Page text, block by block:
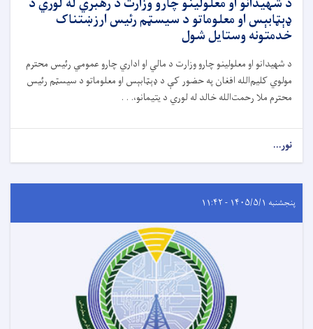
ډېټابېس او معلوماتو د سیسټم رئیس ارزښتناک
خدمتونه وستایل شول
د شهیدانو او معلولینو چارو وزارت د مالي او اداري چارو عمومي رئیس محترم
مولوي کلیم‌الله افغان په حضور کې د ډېټابېس او معلوماتو د سیسټم رئیس
محترم ملا رحمت‌الله خالد له لوري د یتیمانو،. . .
نور...
پنجشنبه ۱۴۰۵/۵/۱ - ۱۱:۴۲